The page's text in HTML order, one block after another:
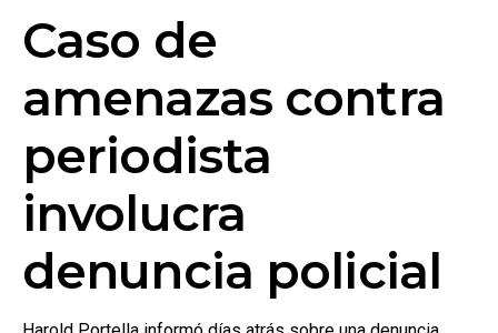
Caso de
amenazas contra
periodista
involucra
denuncia policial